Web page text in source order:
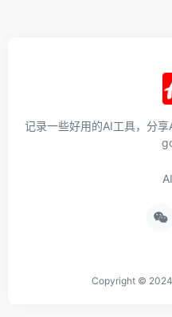
记录一些好用的AI工具，分
Copyright ©